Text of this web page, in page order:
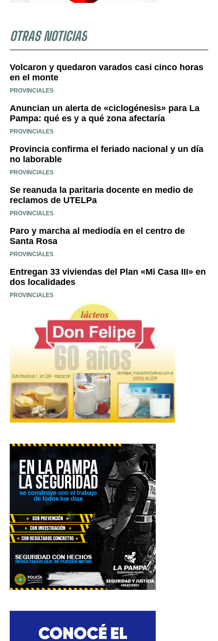
OTRAS NOTICIAS
Volcaron y quedaron varados casi cinco horas
en el monte
PROVINCIALES
Anuncian un alerta de «ciclogénesis» para La
Pampa: qué es y a qué zona afectaría
PROVINCIALES
Provincia confirma el feriado nacional y un día
no laborable
PROVINCIALES
Se reanuda la paritaria docente en medio de
reclamos de UTELPa
PROVINCIALES
Paro y marcha al mediodía en el centro de
Santa Rosa
PROVINCIALES
Entregan 33 viviendas del Plan «Mi Casa III» en
dos localidades
PROVINCIALES